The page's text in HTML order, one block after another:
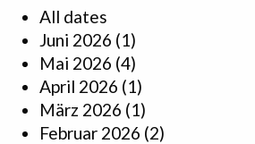
All dates
Juni 2026 (1)
Mai 2026 (4)
April 2026 (1)
März 2026 (1)
Februar 2026 (2)